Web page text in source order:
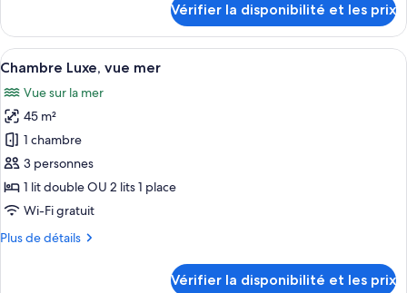
le
type
de
Chambre
Luxe
Vérifier la disponibilité et les prix
Afficher
toutes
les
photos
pour
ce
type
de
chambre :
Chambre
Une chambre d’hôtel avec un grand
5
Chambre Luxe, vue mer
Vue sur la mer
45 m²
1 chambre
3 personnes
1 lit double OU 2 lits 1 place
Wi-Fi gratuit
Plus de détails
Plus
Vérifier la disponibilité et les prix